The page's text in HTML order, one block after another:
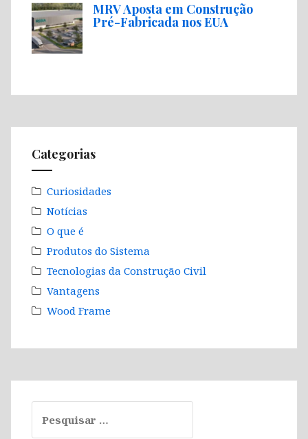
MRV Aposta em Construção
Pré-Fabricada nos EUA
Categorias
Curiosidades
Notícias
O que é
Produtos do Sistema
Tecnologias da Construção Civil
Vantagens
Wood Frame
por: